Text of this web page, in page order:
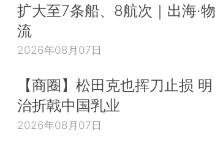
扩大至7条船、8航次｜出海·物
流
2026年08月07日
【商圈】松田克也挥刀止损 明
治折戟中国乳业
2026年08月07日